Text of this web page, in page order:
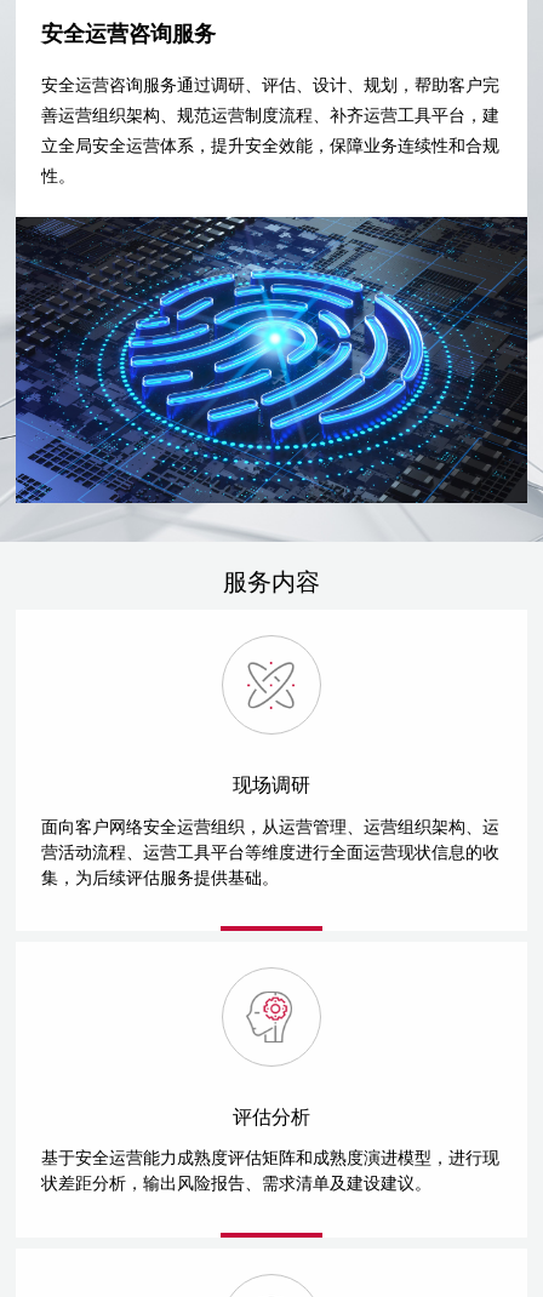
安全运营咨询服务
安全运营咨询服务通过调研、评估、设计、规划，帮助客户完
善运营组织架构、规范运营制度流程、补齐运营工具平台，建
立全局安全运营体系，提升安全效能，保障业务连续性和合规
性。
服务内容
现场调研
面向客户网络安全运营组织，从运营管理、运营组织架构、运
营活动流程、运营工具平台等维度进行全面运营现状信息的收
集，为后续评估服务提供基础。
评估分析
基于安全运营能力成熟度评估矩阵和成熟度演进模型，进行现
状差距分析，输出风险报告、需求清单及建设建议。